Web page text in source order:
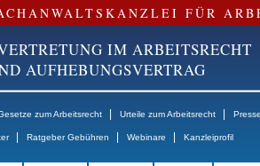
FÜR
IM ARBEITSRECHT
AUFHEBUNGSVERTRAG
zum Arbeitsrecht Urteile zum Arbeitsrecht Presse
Ratgeber Gebühren Webinare Kanzleiprofil